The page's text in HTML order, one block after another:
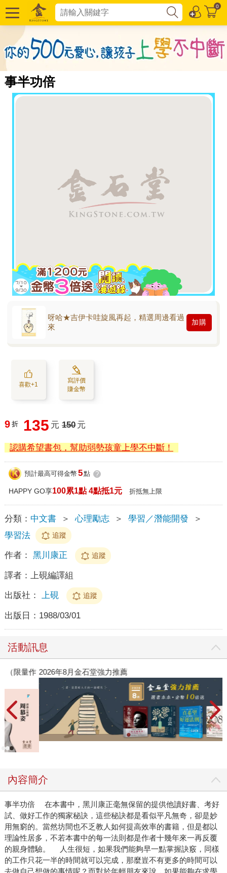
0
事半功倍
呀哈★吉伊卡哇旋風再起，精選周邊看過
來
加購
喜歡+1
寫評價
賺金幣
9 折 135 元 150 元
認購希望書包，幫助弱勢孩童上學不中斷！
預計最高可得金幣 5點 ?
HAPPY GO享100累1點 4點抵1元 折抵無上限
分類： 中文書 ＞ 心理勵志 ＞ 學習／潛能開發
＞
學習法
追蹤
作者： 黑川康正 追蹤
譯者： 上硯編譯組
出版社： 上硯 追蹤
出版日： 1988/03/01
活動訊息
2026年8月金石堂強力推薦
內容簡介
事半功倍 在本書中，黑川康正毫無保留的提供他讀好書、考好
試、做好工作的獨家秘訣，這些秘訣都是看似平凡無奇，卻是妙
用無窮的。當然坊間也不乏教人如何提高效率的書籍，但是都以
理論性居多，不若本書中的每一法則都是作者十幾年來一再反覆
的親身體驗。 人生很短，如果我們能夠早一點掌握訣竅，同樣
的工作只花一半的時間就可以完成，那麼豈不有更多的時間可以
去做自己想做的事情呢？而對於年輕朋友來說，如果能夠在求學